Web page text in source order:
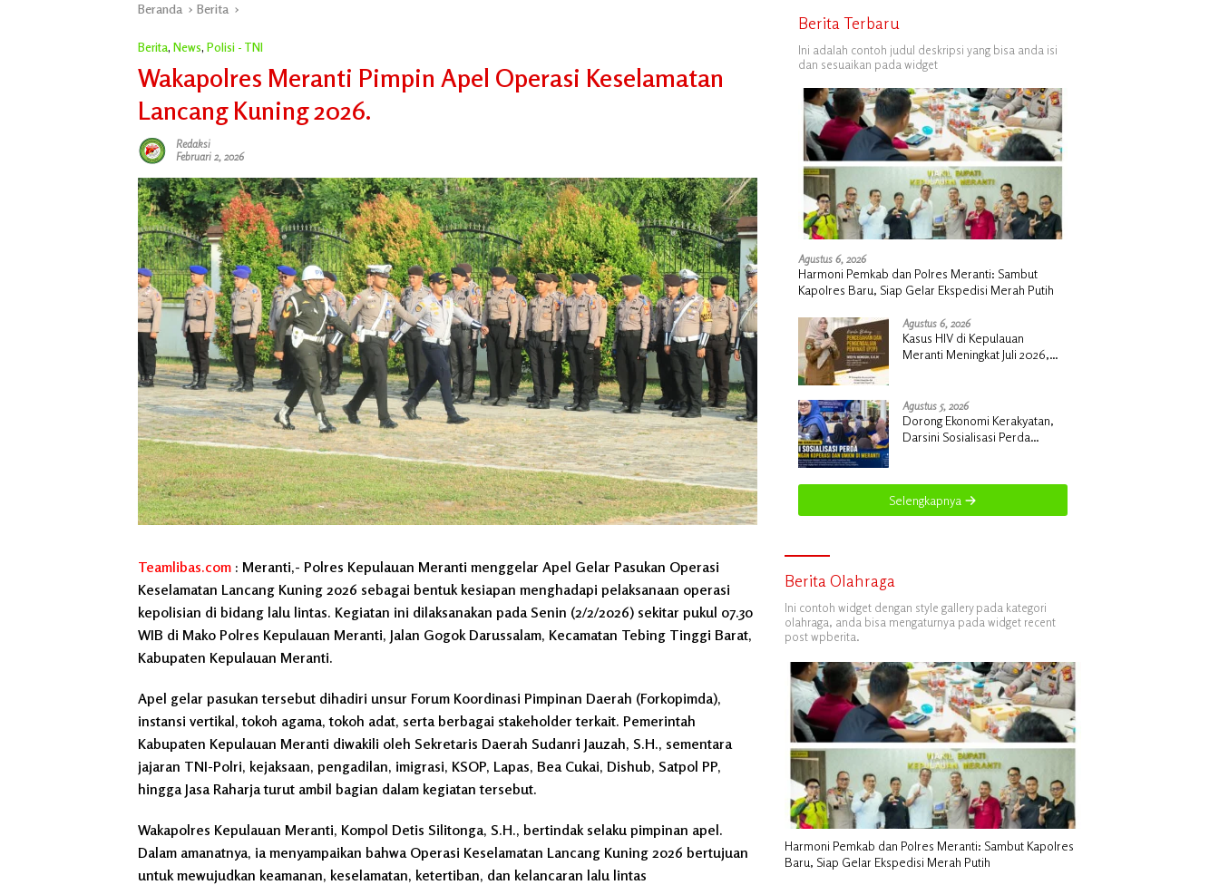
Beranda Berita
Berita, News, Polisi - TNI
Wakapolres Meranti Pimpin Apel Operasi Keselamatan
Lancang Kuning 2026.
Redaksi
Februari 2, 2026
Teamlibas.com : Meranti,- Polres Kepulauan Meranti menggelar Apel Gelar Pasukan Operasi
Keselamatan Lancang Kuning 2026 sebagai bentuk kesiapan menghadapi pelaksanaan operasi
kepolisian di bidang lalu lintas. Kegiatan ini dilaksanakan pada Senin (2/2/2026) sekitar pukul 07.30
WIB di Mako Polres Kepulauan Meranti, Jalan Gogok Darussalam, Kecamatan Tebing Tinggi Barat,
Kabupaten Kepulauan Meranti.
Apel gelar pasukan tersebut dihadiri unsur Forum Koordinasi Pimpinan Daerah (Forkopimda),
instansi vertikal, tokoh agama, tokoh adat, serta berbagai stakeholder terkait. Pemerintah
Kabupaten Kepulauan Meranti diwakili oleh Sekretaris Daerah Sudanri Jauzah, S.H., sementara
jajaran TNI-Polri, kejaksaan, pengadilan, imigrasi, KSOP, Lapas, Bea Cukai, Dishub, Satpol PP,
hingga Jasa Raharja turut ambil bagian dalam kegiatan tersebut.
Wakapolres Kepulauan Meranti, Kompol Detis Silitonga, S.H., bertindak selaku pimpinan apel.
Dalam amanatnya, ia menyampaikan bahwa Operasi Keselamatan Lancang Kuning 2026 bertujuan
untuk mewujudkan keamanan, keselamatan, ketertiban, dan kelancaran lalu lintas
Berita Terbaru
Ini adalah contoh judul deskripsi yang bisa anda isi
dan sesuaikan pada widget
Agustus 6, 2026
Harmoni Pemkab dan Polres Meranti: Sambut
Kapolres Baru, Siap Gelar Ekspedisi Merah Putih
Agustus 6, 2026
Kasus HIV di Kepulauan
Meranti Meningkat Juli 2026,
dan Skrining
Agustus 5, 2026
Dorong Ekonomi Kerakyatan,
Darsini Sosialisasi Perda
Selengkapnya
Berita Olahraga
Ini contoh widget dengan style gallery pada kategori
olahraga, anda bisa mengaturnya pada widget recent
post wpberita.
Harmoni Pemkab dan Polres Meranti: Sambut Kapolres
Baru, Siap Gelar Ekspedisi Merah Putih